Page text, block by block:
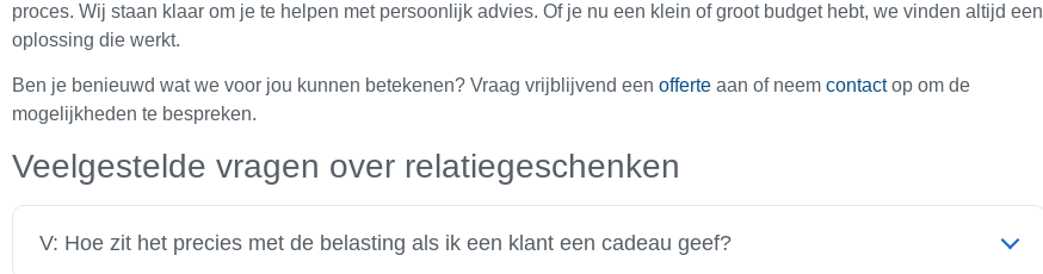
proces. Wij staan klaar om je te helpen met persoonlijk advies. Of je nu een klein of groot budget hebt, we vinden altijd een
oplossing die werkt.
Ben je benieuwd wat we voor jou kunnen betekenen? Vraag vrijblijvend een offerte aan of neem contactop om de
mogelijkheden te bespreken.
Veelgestelde vragen over relatiegeschenken
V: Hoe zit het precies met de belasting als ik een klant een cadeau geef?